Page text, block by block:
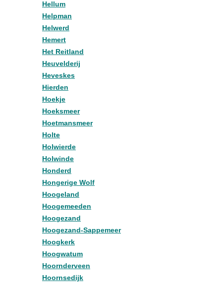
Hellum
Helpman
Helwerd
Hemert
Het Reitland
Heuvelderij
Heveskes
Hierden
Hoekje
Hoeksmeer
Hoetmansmeer
Holte
Holwierde
Holwinde
Honderd
Hongerige Wolf
Hoogeland
Hoogemeeden
Hoogezand
Hoogezand-Sappemeer
Hoogkerk
Hoogwatum
Hoornderveen
Hoornsedijk